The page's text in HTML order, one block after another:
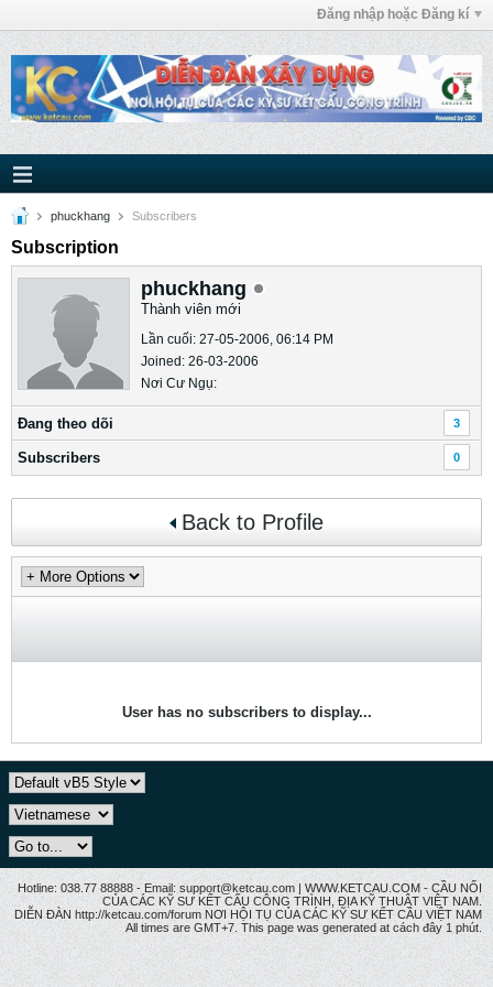
Đăng nhập hoặc Đăng kí
phuckhang Subscribers
Subscription
phuckhang
Thành viên mới
Lần cuối: 27-05-2006, 06:14 PM
Joined: 26-03-2006
Nơi Cư Ngụ:
Ðang theo dõi 3
Subscribers 0
Back to Profile
User has no subscribers to display...
Hotline: 038.77 88888 - Email: support@ketcau.com | WWW.KETCAU.COM - CẦU NỐI
CỦA CÁC KỸ SƯ KẾT CẤU CÔNG TRÌNH, ĐỊA KỸ THUẬT VIỆT NAM.
DIỄN ĐÀN http://ketcau.com/forum NƠI HỘI TỤ CỦA CÁC KỸ SƯ KẾT CÂU VIỆT NAM
All times are GMT+7. This page was generated at cách đây 1 phút.